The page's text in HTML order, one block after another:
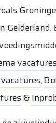
Gelderland.
,
&